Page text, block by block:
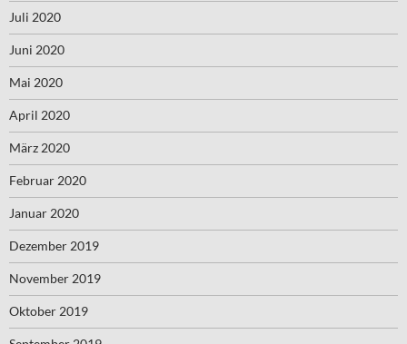
Juli 2020
Juni 2020
Mai 2020
April 2020
März 2020
Februar 2020
Januar 2020
Dezember 2019
November 2019
Oktober 2019